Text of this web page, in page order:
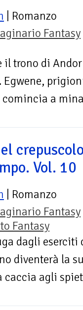
| Romanzo
Fantasy
trono di
Egwene,
a
Vol. 10
| Romanzo
Fantasy
Fantasy
dagli eserciti
diventerà la
caccia agli